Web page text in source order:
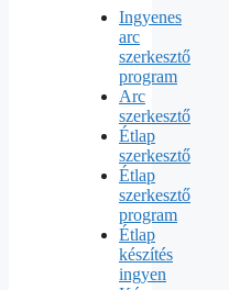
Ingyenes
arc
szerkesztő
program
Arc
szerkesztő
Étlap
szerkesztő
Étlap
szerkesztő
program
Étlap
készítés
ingyen